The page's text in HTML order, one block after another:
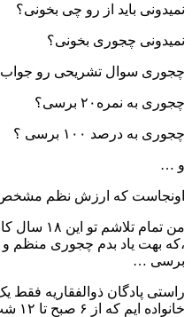
نمیدونی باید از رو چی بخونی؟
نمیدونی چجوری بخونی؟
چجوری سوال تشریحی رو
چجوری به نمره۲۰ برسی؟
چجوری به درصد ۱۰۰ برسی ؟
و …
اونجاست که ارزش نظم
من تمام
،که بهت یاد بدم چجوری منظم
برسی …
راستی پادگان ذوالفقاریه
خانواده ایم که از ۶ صبح تا ۱۲ شب کنار همیم …